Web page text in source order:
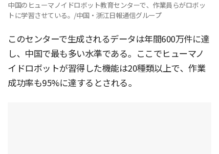
中国のヒューマノイドロボット教育センターで、作業員らがロボッ
トに学習させている。/中国・浙江日報通信グループ
このセンターで生成されるデータは年間600万件に達
し、中国で最も多い水準である。ここでヒューマノ
イドロボットが習得した機能は20種類以上で、作業
成功率も95%に達するとされる。